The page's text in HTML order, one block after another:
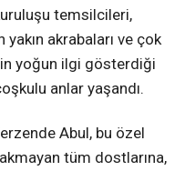
temsilcileri,
akrabaları ve çok
yoğun ilgi gösterdiği
anlar yaşandı.
Abul, bu özel
tüm dostlarına,